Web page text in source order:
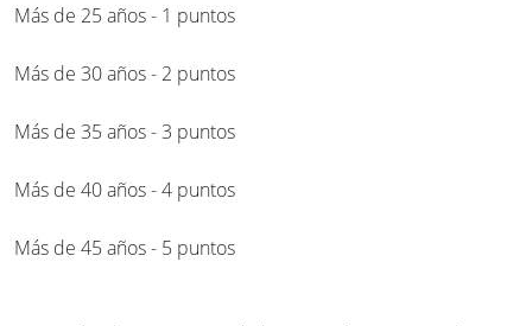
Más de 25 años - 1 puntos
Más de 30 años - 2 puntos
Más de 35 años - 3 puntos
Más de 40 años - 4 puntos
Más de 45 años - 5 puntos